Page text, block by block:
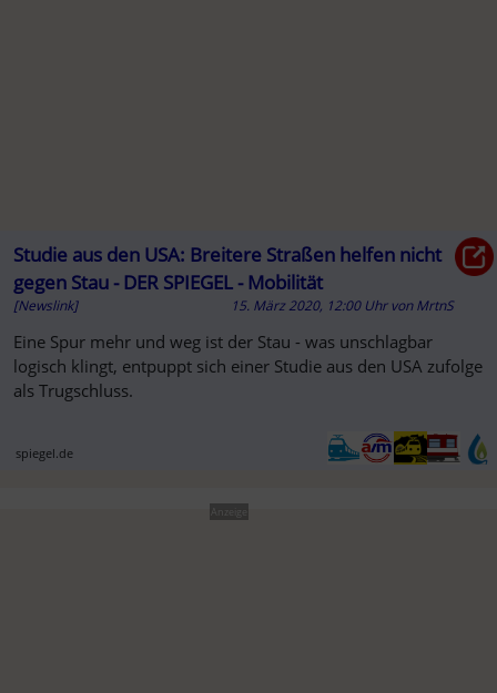
Studie aus den USA: Breitere Straßen helfen nicht
gegen Stau - DER SPIEGEL - Mobilität
[Newslink] 15. März 2020, 12:00 Uhr vonMrtnS
Eine Spur mehr und weg ist der Stau - was unschlagbar
logisch klingt, entpuppt sich einer Studie aus den USA zufolge
als Trugschluss.
spiegel.de
Anzeige